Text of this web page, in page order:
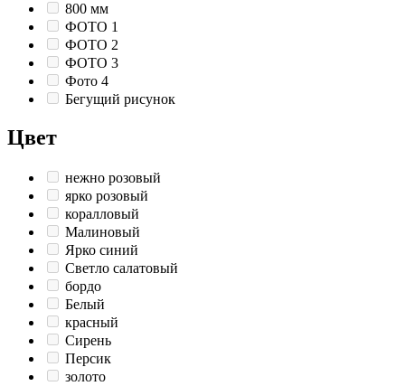
800 мм
ФОТО 1
ФОТО 2
ФОТО 3
Фото 4
Бегущий рисунок
Цвет
нежно розовый
ярко розовый
коралловый
Малиновый
Ярко синий
Светло салатовый
бордо
Белый
красный
Сирень
Персик
золото